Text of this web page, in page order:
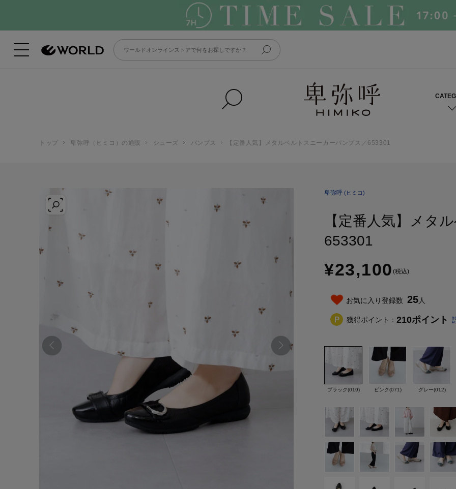
トップ 卑弥呼（ヒミコ）の通販 シューズ パンプス 【定番人気】メタルベルトスニーカーパンプス／653301
卑弥呼 (ヒミコ)
【定番人気】メタ
653301
¥23,100 (税込)
お気に入り登録数 25人
獲得ポイント： 210ポイント
ブラック(019) ピンク(071) グレー(012)